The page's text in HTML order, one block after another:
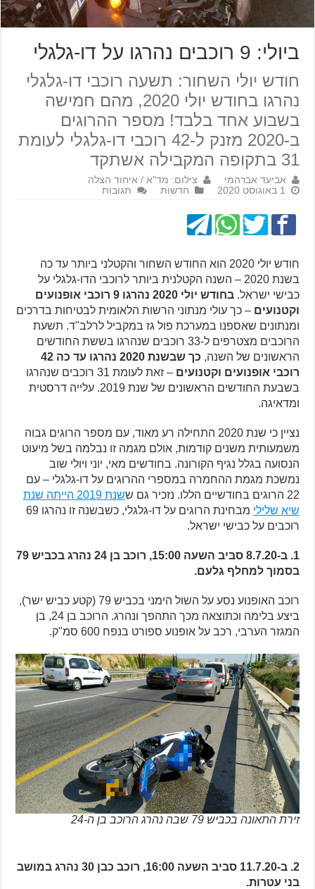
ביולי: 9 רוכבים נהרגו על דו-גלגלי
חודש יולי השחור: תשעה רוכבי דו-גלגלי
נהרגו בחודש יולי 2020, מהם חמישה
בשבוע אחד בלבד! מספר ההרוגים
ב-2020 מזנק ל-42 רוכבי דו-גלגלי לעומת
31 בתקופה המקבילה אשתקד
אביעד אברהמי
צילום: מד"א / איחוד הצלה
1 באוגוסט 2020
חדשות תגובות
חודש יולי 2020 הוא החודש השחור והקטלני ביותר עד כה
בשנת 2020 – השנה הקטלנית ביותר לרוכבי הדו-גלגלי על
כבישי ישראל.
בחודש יולי 2020 נהרגו 9 רוכבי אופנועים
וקטנועים – כך עולי מנתוני הרשות הלאומית לבטיחות בדרכים
ומנתונים שאספנו במערכת פול גז במקביל לרלב"ד. תשעת
הרוכבים מצטרפים ל-33 רוכבים שנהרגו בששת החודשים
הראשונים של השנה,
כך שבשנת 2020 נהרגו עד כה 42
רוכבי אופנועים וקטנועים
– זאת לעומת 31 רוכבים שנהרגו
בשבעת החודשים הראשונים של שנת 2019. עלייה דרסטית
ומדאיגה.
נציין כי שנת 2020 התחילה רע מאוד, עם מספר הרוגים גבוה
משמעותית משנים קודמות, אולם מגמה זו נבלמה בשל מיעוט
הנסועה בגלל נגיף הקורונה. בחודשים מאי, יוני ויולי שוב
נמשכת מגמת ההחמרה במספרי ההרוגים על דו-גלגלי – עם
22 הרוגים בחודשיים הללו. נזכיר גם ש
שנת 2019 הייתה שנת
שיא שלילי
מבחינת הרוגים על דו-גלגלי, כשבשנה זו נהרגו 69
רוכבים על כבישי ישראל.
1. ב-8.7.20 סביב השעה 15:00, רוכב בן 24 נהרג בכביש 79
בסמוך למחלף גלעם.
רוכב האופנוע נסע על השול הימני בכביש 79 (קטע כביש ישר),
ביצע בלימה וכתוצאה מכך התהפך ונהרג. הרוכב בן 24, בן
המגזר הערבי, רכב על אופנוע ספורט בנפח 600 סמ"ק.
זירת התאונה בכביש 79 שבה נהרג הרוכב בן ה-24
2. ב-11.7.20 סביב השעה 16:00, רוכב כבן 30 נהרג במושב
בני עטרות.